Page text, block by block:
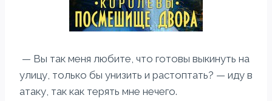
— Вы так меня любите, что готовы выкинуть на
улицу, только бы унизить и растоптать? — иду в
атаку, так как терять мне нечего.